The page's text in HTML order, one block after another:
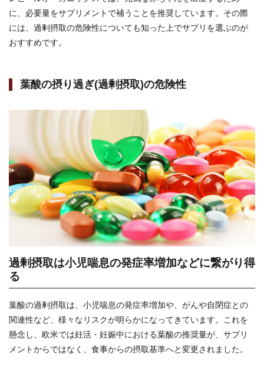
に、必要量をサプリメントで補うことを推奨しています。その際
には、過剰摂取の危険性についても知った上でサプリを選ぶのが
おすすめです。
葉酸の摂り過ぎ(過剰摂取)の危険性
過剰摂取は小児喘息の発症率増加などに繋がり得
る
葉酸の過剰摂取は、小児喘息の発症率増加や、がんや自閉症との
関連性など、様々なリスクが明らかになってきています。これを
懸念し、欧米では妊活・妊娠中における葉酸の推奨量が、サプリ
メントからではなく、食事からの摂取基準へと変更されました。